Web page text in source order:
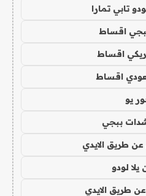
تابي تمارا
اقساط
اقساط
اقساط
يو
ببجي
طريق الايدي
لودو
طريق الايدي